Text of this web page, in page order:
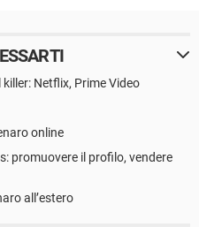
Netflix, Prime Video
online
promuovere il profilo, vendere
all’estero